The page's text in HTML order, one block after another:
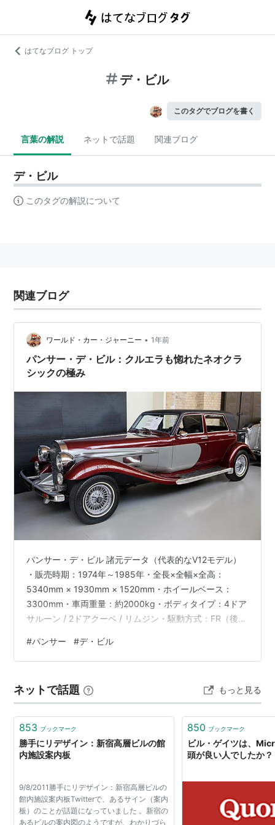
はてなブログ トップ
デ・ビル
このタグでブログを書く
言葉の解説 ネットで話題 関連ブログ
デ・ビル
このタグの解説について
関連ブログ
ワールド・カー・ジャーニー • 1年前
パンサー・デ・ビル：クルエラも惚れたネオクラ
シックの極み
パンサー・デ・ビル 諸元データ（代表的なV12モデル）
・販売時期：1974年～1985年・全長×全幅×全高：
5340mm × 1930mm × 1520mm・ホイールベース：
3300mm・車両重量：約2000kg・ボディタイプ：4ドア
サルーン / 2ドアクーペ / リムジン・駆動方式：FR（後輪
量：5343cc・最高出力：約
285ps（210kW）/5500rpm・最大トルク：約
速AT・サスペンション：前：ダブルウィッシュボーン /
後：独立懸架・ブレーキ：4輪ディスクブレー…
#パンサー #デ・ビル
ネットで話題 もっと見る
853 ブックマーク
勝手にリデザイン：新宿高層ビルの館
内施設案内板
9/8/2011勝手にリデザイン：新宿高層ビルの
館内施設案内板Twitterで、あるサイン（案内
板）のことが話題になっていました 。新宿の
あるビルの案内図のようですが、わかりづら
850 ブックマーク
ビル・ゲイツは、
頭が良い人でしたか？